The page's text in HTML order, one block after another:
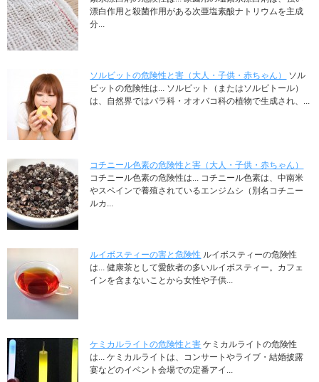
漂白作用と殺菌作用がある次亜塩素酸ナトリウムを主成
分...
ソルビットの危険性と害（大人・子供・赤ちゃん）
ソル
ビットの危険性は... ソルビット（またはソルビトール）
は、自然界ではバラ科・オオバコ科の植物で生成され、...
コチニール色素の危険性と害（大人・子供・赤ちゃん）
コチニール色素の危険性は... コチニール色素は、中南米
やスペインで養殖されているエンジムシ（別名コチニー
ルカ...
ルイボスティーの害と危険性 ルイボスティーの危険性
は... 健康茶として愛飲者の多いルイボスティー。カフェ
インを含まないことから女性や子供...
ケミカルライトの危険性と害 ケミカルライトの危険性
は... ケミカルライトは、コンサートやライブ・結婚披露
宴などのイベント会場での定番アイ...